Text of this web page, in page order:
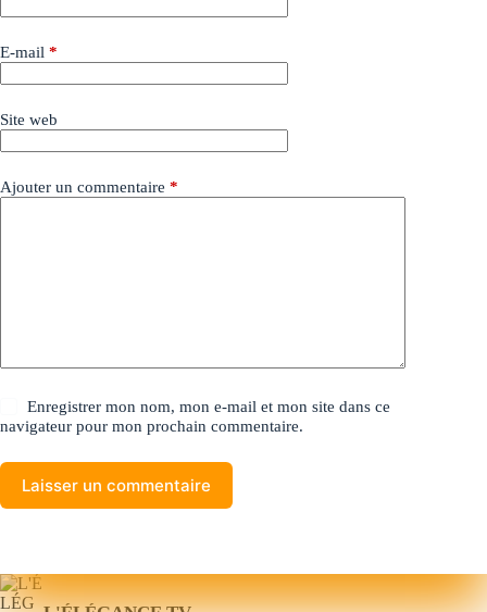
E-mail *
Site web
Ajouter un commentaire *
Enregistrer mon nom, mon e-mail et mon site dans ce
navigateur pour mon prochain commentaire.
Laisser un commentaire